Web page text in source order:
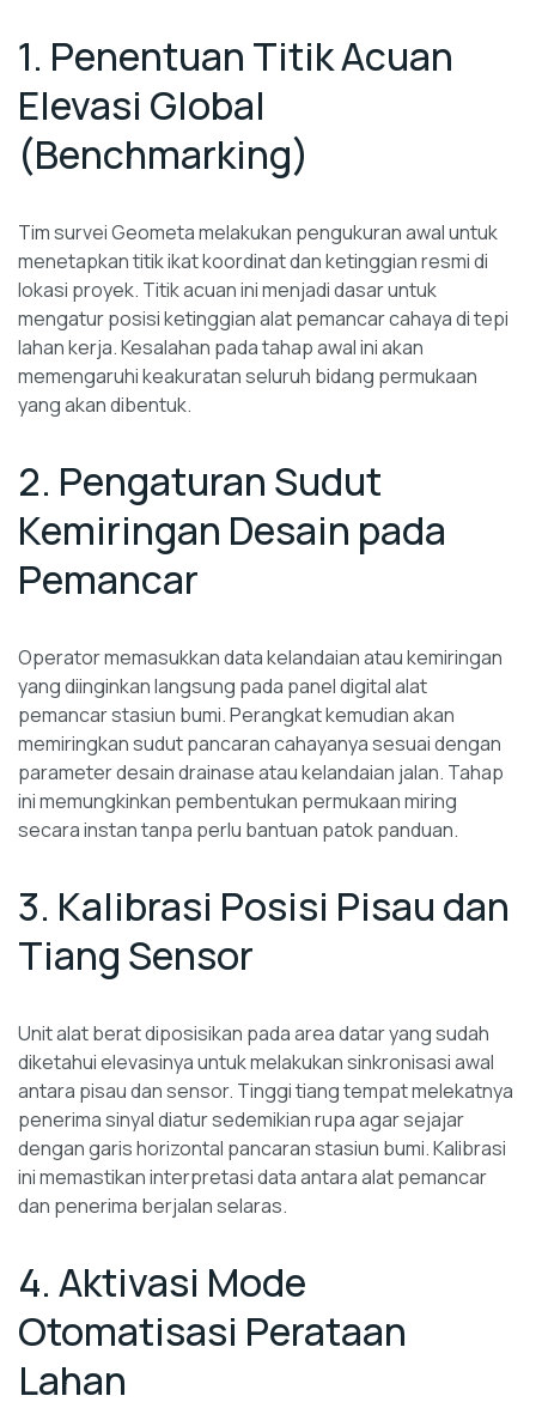
1. Penentuan Titik Acuan
Elevasi Global
(Benchmarking)
Tim survei Geometa melakukan pengukuran awal untuk
menetapkan titik ikat koordinat dan ketinggian resmi di
lokasi proyek. Titik acuan ini menjadi dasar untuk
mengatur posisi ketinggian alat pemancar cahaya di tepi
lahan kerja. Kesalahan pada tahap awal ini akan
memengaruhi keakuratan seluruh bidang permukaan
yang akan dibentuk.
2. Pengaturan Sudut
Kemiringan Desain pada
Pemancar
Operator memasukkan data kelandaian atau kemiringan
yang diinginkan langsung pada panel digital alat
pemancar stasiun bumi. Perangkat kemudian akan
memiringkan sudut pancaran cahayanya sesuai dengan
parameter desain drainase atau kelandaian jalan. Tahap
ini memungkinkan pembentukan permukaan miring
secara instan tanpa perlu bantuan patok panduan.
3. Kalibrasi Posisi Pisau dan
Tiang Sensor
Unit alat berat diposisikan pada area datar yang sudah
diketahui elevasinya untuk melakukan sinkronisasi awal
antara pisau dan sensor. Tinggi tiang tempat melekatnya
penerima sinyal diatur sedemikian rupa agar sejajar
dengan garis horizontal pancaran stasiun bumi. Kalibrasi
ini memastikan interpretasi data antara alat pemancar
dan penerima berjalan selaras.
4. Aktivasi Mode
Otomatisasi Perataan
Lahan